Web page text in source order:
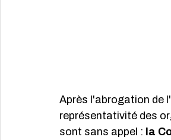
Après l'abrogation de
représentativité des
sont sans appel : la